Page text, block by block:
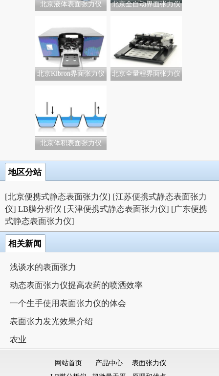
北京液体表面张力仪 北京全自动界面张力仪
北京Kibron界面张力仪 北京全量程界面张力仪
北京体积表面张力仪
地区分站
[北京便携式静态表面张力仪] [江苏便携式静态表面张力
仪] LB膜分析仪 [天津便携式静态表面张力仪] [广东便携
式静态表面张力仪]
相关新闻
浅谈水的表面张力
动态表面张力仪提高农药的喷洒效率
一个生手使用表面张力仪的体会
表面张力发光效果介绍
农业
网站首页 产品中心
表面张力仪